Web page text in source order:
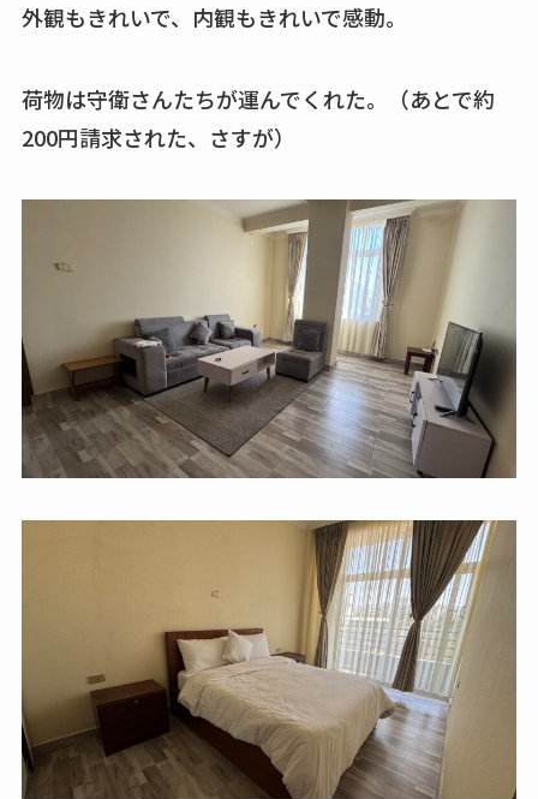
外観もきれいで、内観もきれいで感動。
荷物は守衛さんたちが運んでくれた。（あとで約
200円請求された、さすが）